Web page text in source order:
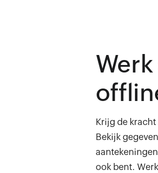
Krijg de
Bekijk
ook bent.